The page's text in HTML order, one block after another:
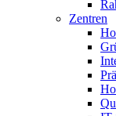
Zentren